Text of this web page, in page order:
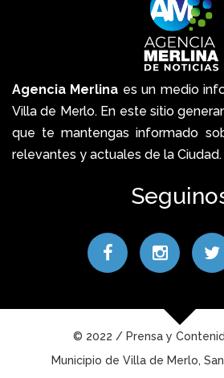
Agencia Merlina es un medio
Villa de Merlo. En este sitio
que te mantengas informado
relevantes y actuales de la Ciudad.
© 2022 / Prensa y
Municipio de Villa de Merlo,